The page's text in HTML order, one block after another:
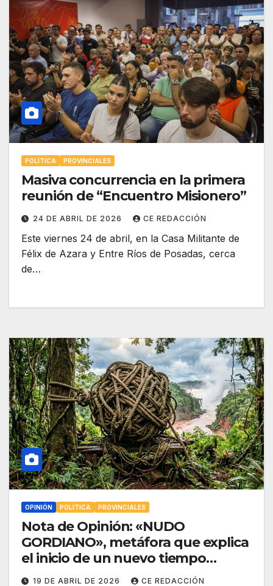
POLÍTICA PROVINCIALES
Masiva concurrencia en la primera
reunión de “Encuentro Misionero”
24 DE ABRIL DE 2026 CE REDACCIÓN
Este viernes 24 de abril, en la Casa Militante de
Félix de Azara y Entre Ríos de Posadas, cerca
de…
OPINIÓN POLÍTICA PROVINCIALES
Nota de Opinión: «NUDO
GORDIANO», metáfora que explica
el inicio de un nuevo tiempo
político
19 DE ABRIL DE 2026 CE REDACCIÓN